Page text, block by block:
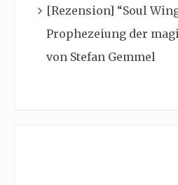
[Rezension] “Soul
Prophezeiung der
von Stefan Gemmel